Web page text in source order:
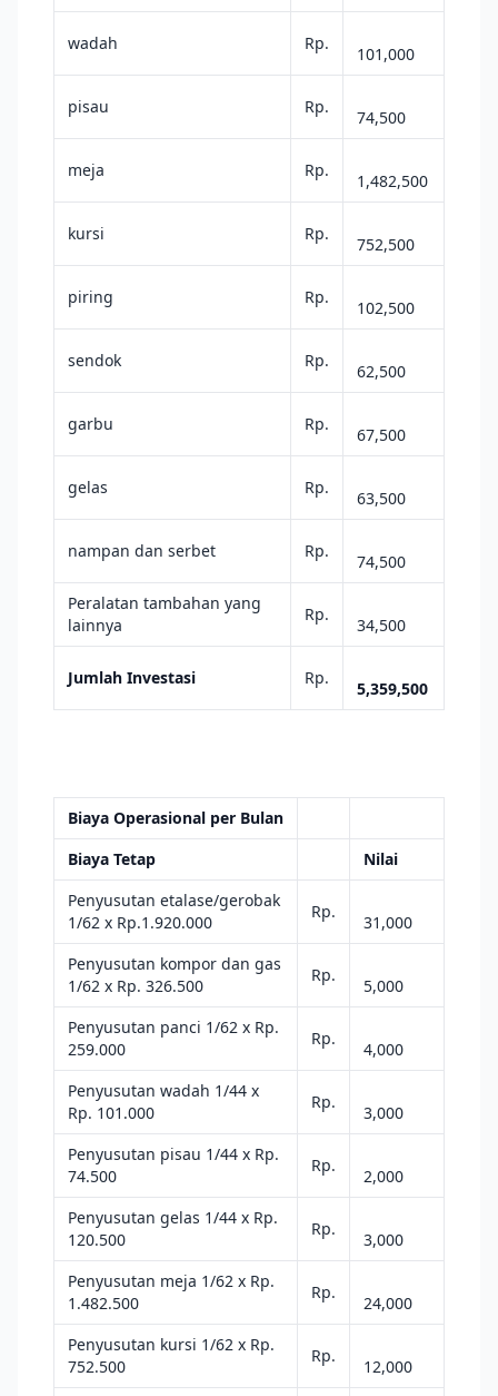
wadah Rp.
101,000
pisau Rp.
74,500
meja Rp.
1,482,500
kursi Rp.
752,500
piring Rp.
102,500
sendok Rp.
62,500
garbu Rp.
67,500
gelas Rp.
63,500
nampan dan serbet Rp.
74,500
Peralatan tambahan yang
lainnya
Rp.
34,500
Jumlah Investasi Rp.
5,359,500
Biaya Operasional per Bulan
Biaya Tetap
Nilai
Penyusutan etalase/gerobak
1/62 x Rp.1.920.000
Rp.
31,000
Penyusutan kompor dan gas
1/62 x Rp. 326.500
Rp.
5,000
Penyusutan panci 1/62 x Rp.
259.000
Rp.
4,000
Penyusutan wadah 1/44 x
Rp. 101.000
Rp.
3,000
Penyusutan pisau 1/44 x Rp.
74.500
Rp.
2,000
Penyusutan gelas 1/44 x Rp.
120.500
Rp.
3,000
Penyusutan meja 1/62 x Rp.
1.482.500
Rp.
24,000
Penyusutan kursi 1/62 x Rp.
752.500
Rp.
12,000